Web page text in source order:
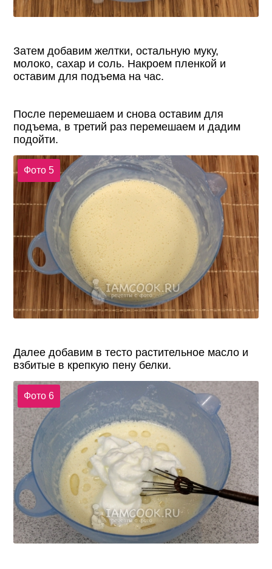
Затем добавим желтки, остальную муку,
молоко, сахар и соль. Накроем пленкой и
оставим для подъема на час.
После перемешаем и снова оставим для
подъема, в третий раз перемешаем и дадим
подойти.
Фото 5
Далее добавим в тесто растительное масло и
взбитые в крепкую пену белки.
Фото 6